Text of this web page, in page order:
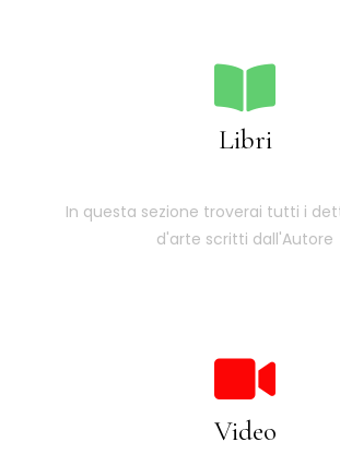
Libri
In questa sezione troverai tutti i
d'arte scritti dall'Autore
Video